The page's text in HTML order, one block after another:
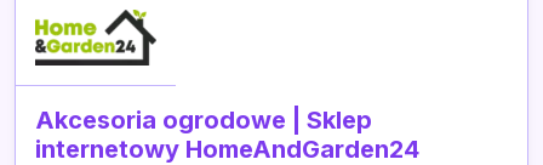
Akcesoria ogrodowe | Sklep
internetowy HomeAndGarden24